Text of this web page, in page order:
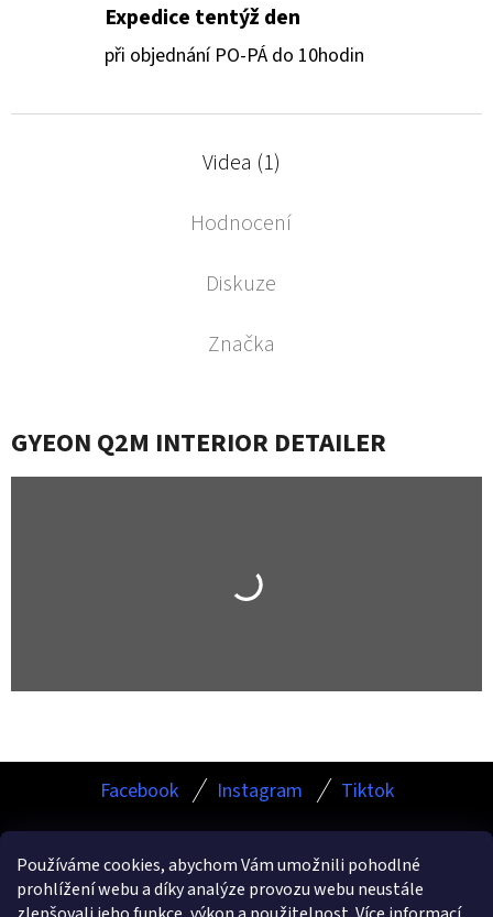
Používáme cookies, abychom Vám umožnili pohodlné
prohlížení webu a díky analýze provozu webu neustále
Expedice tentýž den
při objednání PO-PÁ do 10hodin
Videa (1)
Hodnocení
Diskuze
Značka
GYEON Q2M INTERIOR DETAILER
P
Facebook Instagram Tiktok
FacebookInstagramTikTok